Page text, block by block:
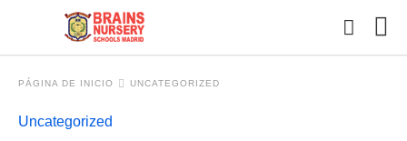
PÁGINA DE INICIO UNCATEGORIZED
Uncategorized